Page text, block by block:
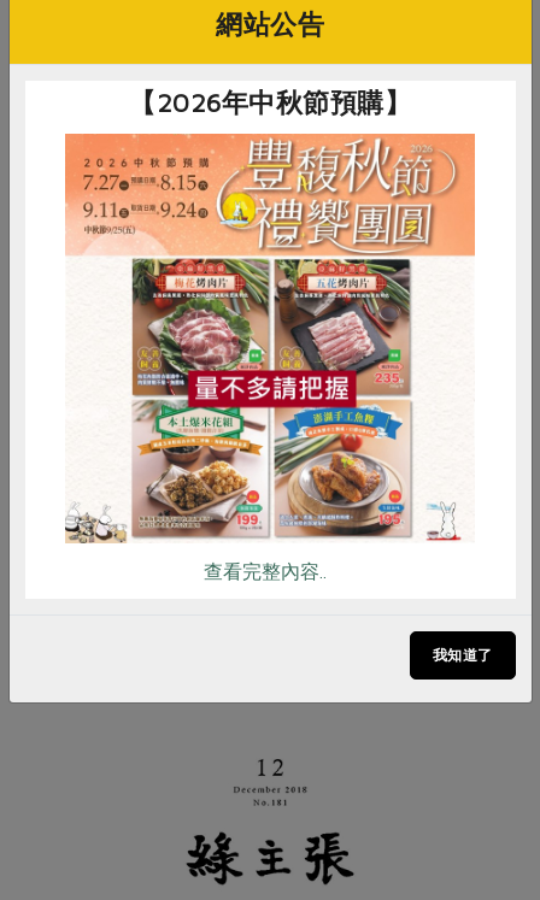
為了讓一年之中產季極短的蔬果保存下來，創造多元利用
的價值，用炭火或是機器乾燥後，讓水活性降到0.6以
下，便可以在室溫下保存較長時間。合作社的龍眼乾、金
針花乾皆以傳統炭火烘烤乾燥方式製作，所需時間較長，
外觀色澤不鮮艷，但多了一股煙燻獨特的風味。
常見的有……
龍眼、金針花、洛神花
RPET 食譜 減硝酸鹽
雞蛋 食安 共同購買
網站公告
【2026年中秋節預購】
查看完整內容..
我知道了